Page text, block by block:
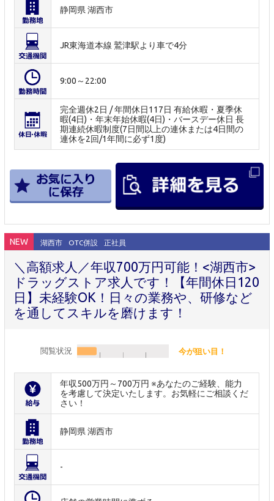
静岡県 湖西市
JR東海道本線 鷲津駅より車で4分
9:00～22:00
完全週休2日 / 年間休日117日 有給休暇・夏季休
暇(4日)・年末年始休暇(4日)・バースデー休日 長
期連続休暇制度(7日間以上の連休または4日間の
連休を2回/1年間に必ず1度)
NEW 湖西市 OTC併設 正社員
＼高額求人／年収700万円可能！<湖西市>
ドラッグストア求人です！【年間休日120
日】未経験OK！日々の業務や、研修など
を通してスキルを磨けます！
閲覧状況 今が狙い目！
年収500万円～700万円 ※あなたのご経験、能力
を考慮して決定いたします。お気軽にご相談くだ
さい！
静岡県 湖西市
-